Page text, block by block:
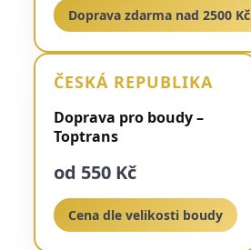
Doprava zdarma nad 2500 Kč
ČESKÁ REPUBLIKA
Doprava pro boudy –
Toptrans
od 550 Kč
Cena dle velikosti boudy